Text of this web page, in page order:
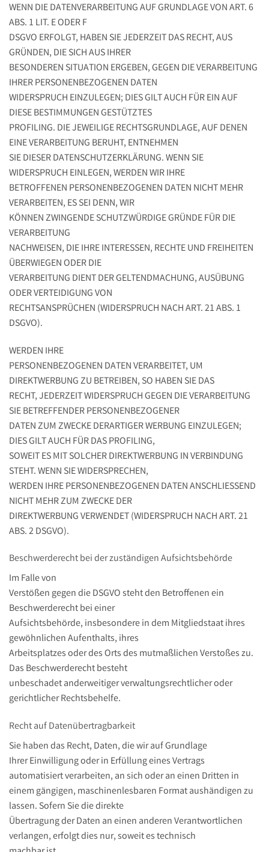
WENN DIE DATENVERARBEITUNG AUF GRUNDLAGE VON ART. 6
ABS. 1 LIT. E ODER F
DSGVO ERFOLGT, HABEN SIE JEDERZEIT DAS RECHT, AUS
GRÜNDEN, DIE SICH AUS IHRER
BESONDEREN SITUATION ERGEBEN, GEGEN DIE VERARBEITUNG
IHRER PERSONENBEZOGENEN DATEN
WIDERSPRUCH EINZULEGEN; DIES GILT AUCH FÜR EIN AUF
DIESE BESTIMMUNGEN GESTÜTZTES
PROFILING. DIE JEWEILIGE RECHTSGRUNDLAGE, AUF DENEN
EINE VERARBEITUNG BERUHT, ENTNEHMEN
SIE DIESER DATENSCHUTZERKLÄRUNG. WENN SIE
WIDERSPRUCH EINLEGEN, WERDEN WIR IHRE
BETROFFENEN PERSONENBEZOGENEN DATEN NICHT MEHR
VERARBEITEN, ES SEI DENN, WIR
KÖNNEN ZWINGENDE SCHUTZWÜRDIGE GRÜNDE FÜR DIE
VERARBEITUNG
NACHWEISEN, DIE IHRE INTERESSEN, RECHTE UND FREIHEITEN
ÜBERWIEGEN ODER DIE
VERARBEITUNG DIENT DER GELTENDMACHUNG, AUSÜBUNG
ODER VERTEIDIGUNG VON
RECHTSANSPRÜCHEN (WIDERSPRUCH NACH ART. 21 ABS. 1
DSGVO).
WERDEN IHRE
PERSONENBEZOGENEN DATEN VERARBEITET, UM
DIREKTWERBUNG ZU BETREIBEN, SO HABEN SIE DAS
RECHT, JEDERZEIT WIDERSPRUCH GEGEN DIE VERARBEITUNG
SIE BETREFFENDER PERSONENBEZOGENER
DATEN ZUM ZWECKE DERARTIGER WERBUNG EINZULEGEN;
DIES GILT AUCH FÜR DAS PROFILING,
SOWEIT ES MIT SOLCHER DIREKTWERBUNG IN VERBINDUNG
STEHT. WENN SIE WIDERSPRECHEN,
WERDEN IHRE PERSONENBEZOGENEN DATEN ANSCHLIESSEND
NICHT MEHR ZUM ZWECKE DER
DIREKTWERBUNG VERWENDET (WIDERSPRUCH NACH ART. 21
ABS. 2 DSGVO).
Beschwerde­recht bei der zuständigen Aufsichts­behörde
Im Falle von
Verstößen gegen die DSGVO steht den Betroffenen ein
Beschwerderecht bei einer
Aufsichtsbehörde, insbesondere in dem Mitgliedstaat ihres
gewöhnlichen Aufenthalts, ihres
Arbeitsplatzes oder des Orts des mutmaßlichen Verstoßes zu.
Das Beschwerderecht besteht
unbeschadet anderweitiger verwaltungsrechtlicher oder
gerichtlicher Rechtsbehelfe.
Recht auf Daten­übertrag­barkeit
Sie haben das Recht, Daten, die wir auf Grundlage
Ihrer Einwilligung oder in Erfüllung eines Vertrags
automatisiert verarbeiten, an sich oder an einen Dritten in
einem gängigen, maschinenlesbaren Format aushändigen zu
lassen. Sofern Sie die direkte
Übertragung der Daten an einen anderen Verantwortlichen
verlangen, erfolgt dies nur, soweit es technisch